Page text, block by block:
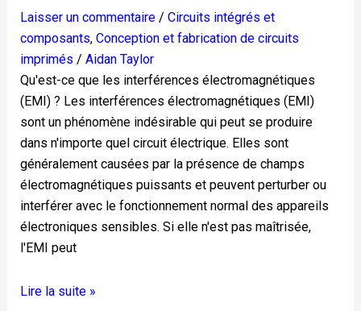
Laisser un commentaire / Circuits intégrés et
composants, Conception et fabrication de circuits
imprimés / Aidan Taylor
Qu'est-ce que les interférences électromagnétiques
(EMI) ? Les interférences électromagnétiques (EMI)
sont un phénomène indésirable qui peut se produire
dans n'importe quel circuit électrique. Elles sont
généralement causées par la présence de champs
électromagnétiques puissants et peuvent perturber ou
interférer avec le fonctionnement normal des appareils
électroniques sensibles. Si elle n'est pas maîtrisée,
l'EMI peut
Lire la suite »